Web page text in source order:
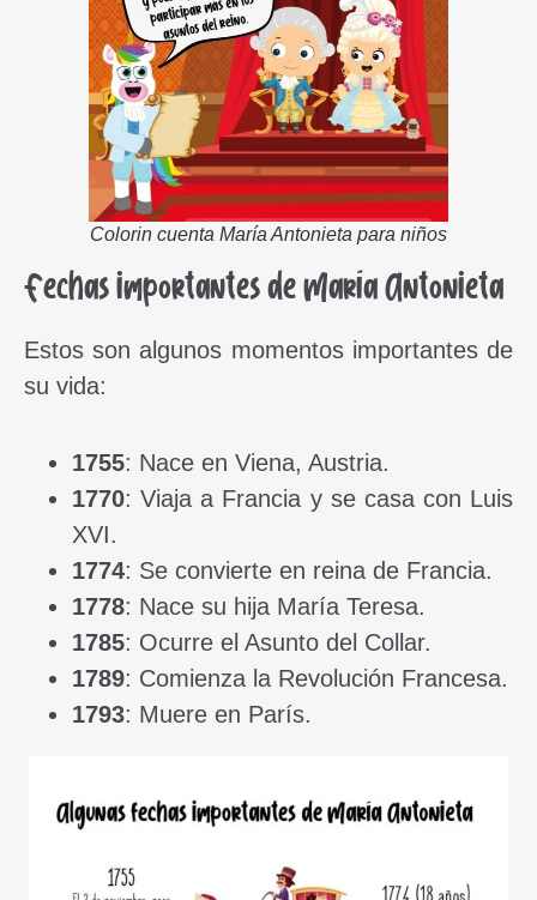
Colorin cuenta María Antonieta para niños
Fechas importantes de María Antonieta
Estos son algunos momentos importantes de
su vida:
1755: Nace en Viena, Austria.
1770: Viaja a Francia y se casa con Luis
XVI.
1774: Se convierte en reina de Francia.
1778: Nace su hija María Teresa.
1785: Ocurre el Asunto del Collar.
1789: Comienza la Revolución Francesa.
1793: Muere en París.